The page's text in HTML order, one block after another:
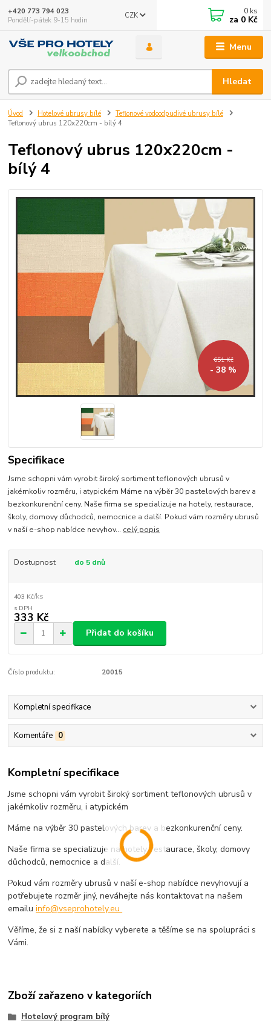
Menu
CZK
Hledat
+420 773 794 023
Pondělí-pátek 9-15 hodin
0 ks
za 0 Kč
Úvod Hotelové ubrusy bílé
Teflonové vodoodpudivé ubrusy bílé
Teflonový ubrus 120x220cm - bílý 4
Teflonový ubrus 120x220cm -
bílý 4
651 Kč
- 38 %
Specifikace
Jsme schopni vám vyrobit široký sortiment teflonových ubrusů v
jakémkoliv rozměru, i atypickém Máme na výběr 30 pastelových barev a
bezkonkurenční ceny. Naše firma se specializuje na hotely, restaurace,
školy, domovy důchodců, nemocnice a další. Pokud vám rozměry ubrusů
v naší e-shop nabídce nevyhov... celý popis
Dostupnost do 5 dnů
403 Kč/ks
333 Kč
Přidat do košíku
Číslo produktu: 20015
Kompletní specifikace
Komentáře 0
Kompletní specifikace
Jsme schopni vám vyrobit široký sortiment teflonových ubrusů v
jakémkoliv rozměru, i atypickém
Máme na výběr 30 pastelových barev a bezkonkurenční ceny.
Naše firma se specializuje na hotely, restaurace, školy, domovy
důchodců, nemocnice a další.
Pokud vám rozměry ubrusů v naší e-shop nabídce nevyhovují a
potřebujete rozměr jiný, neváhejte nás kontaktovat na našem
emailuinfo@vseprohotely.eu
Věříme, že si z naší nabídky vyberete a těšíme se na spolupráci s
Vámi.
Zboží zařazeno v kategoriích
Hotelový program bílý